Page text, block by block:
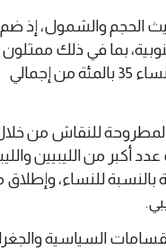
الحجم والشمول، إذ ضم
بما في ذلك
المكونات الثقافية والشباب والأشخاص ذوي الإعاقة، فيما شكّلت النساء 35 بالمئة من إجمالي
شخص حول القضايا المطروحة للنقاش من
أكبر من الليبيين
بالنسبة للنساء،
السياسية